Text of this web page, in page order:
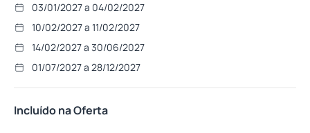
03/01/2027 a 04/02/2027
10/02/2027 a 11/02/2027
14/02/2027 a 30/06/2027
01/07/2027 a 28/12/2027
Incluído na Oferta